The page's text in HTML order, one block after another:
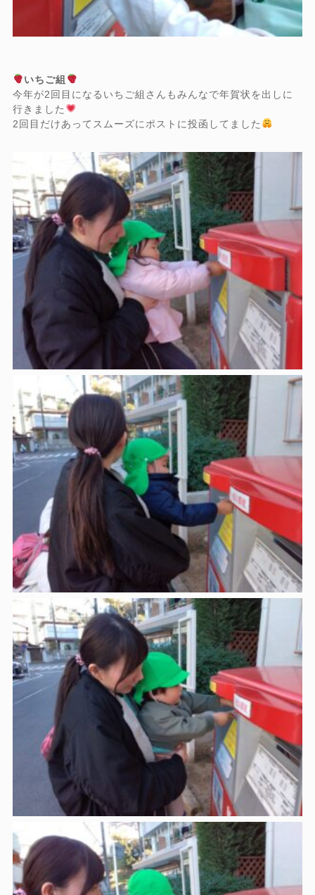
いちご組
今年が2回目になるいちご組さんもみんなで年賀状を出しに
行きました
2回目だけあってスムーズにポストに投函してました